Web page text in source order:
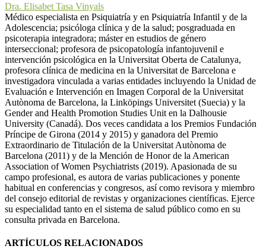
Dra. Elisabet Tasa Vinyals
Médico especialista en Psiquiatría y en Psiquiatría Infantil y de la
Adolescencia; psicóloga clínica y de la salud; posgraduada en
psicoterapia integradora; máster en estudios de género
interseccional; profesora de psicopatología infantojuvenil e
intervención psicológica en la Universitat Oberta de Catalunya,
profesora clínica de medicina en la Universitat de Barcelona e
investigadora vinculada a varias entidades incluyendo la Unidad de
Evaluación e Intervención en Imagen Corporal de la Universitat
Autònoma de Barcelona, la Linköpings Universitet (Suecia) y la
Gender and Health Promotion Studies Unit en la Dalhousie
University (Canadá). Dos veces candidata a los Premios Fundación
Príncipe de Girona (2014 y 2015) y ganadora del Premio
Extraordinario de Titulación de la Universitat Autònoma de
Barcelona (2011) y de la Mención de Honor de la American
Association of Women Psychiatrists (2019). Apasionada de su
campo profesional, es autora de varias publicaciones y ponente
habitual en conferencias y congresos, así como revisora y miembro
del consejo editorial de revistas y organizaciones científicas. Ejerce
su especialidad tanto en el sistema de salud público como en su
consulta privada en Barcelona.
ARTÍCULOS RELACIONADOS